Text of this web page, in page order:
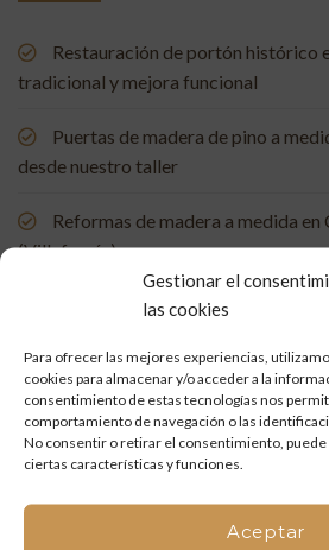
Gestionar el
las cookies
Para ofrecer las mejores experiencias,
cookies para almacenar y/o acceder a la
consentimiento de estas tecnologías nos
comportamiento de navegación o las
No consentir o retirar el consentimiento, puede
ciertas características y funciones.
Aceptar
Restauración de portón histórico
tradicional y mejora funcional
Puertas de madera de pino a
desde nuestro taller
Reformas de madera a medida en
(Villafamés)
Mueble de baño a medida en
Restauración de un portón de
y artesanía que vuelven a la vida
Mueble de baño a medida con
Un rincón de estudio único: